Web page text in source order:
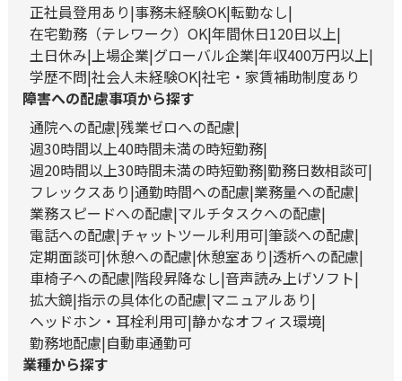
正社員登用あり 事務未経験OK 転勤なし
在宅勤務（テレワーク）OK 年間休日120日以上
土日休み 上場企業 グローバル企業 年収400万円以上
学歴不問 社会人未経験OK 社宅・家賃補助制度あり
障害への配慮事項から探す
通院への配慮 残業ゼロへの配慮
週30時間以上40時間未満の時短勤務
週20時間以上30時間未満の時短勤務 勤務日数相談可
フレックスあり 通勤時間への配慮 業務量への配慮
業務スピードへの配慮 マルチタスクへの配慮
電話への配慮 チャットツール利用可 筆談への配慮
定期面談可 休憩への配慮 休憩室あり 透析への配慮
車椅子への配慮 階段昇降なし 音声読み上げソフト
拡大鏡 指示の具体化の配慮 マニュアルあり
ヘッドホン・耳栓利用可 静かなオフィス環境
勤務地配慮 自動車通勤可
業種から探す